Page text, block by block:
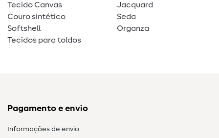
Tecido Canvas
Couro sintético
Softshell
Tecidos para toldos
Jacquard
Seda
Organza
Pagamento e envio
Informações de envio